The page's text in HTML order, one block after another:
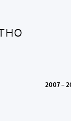
2007 –